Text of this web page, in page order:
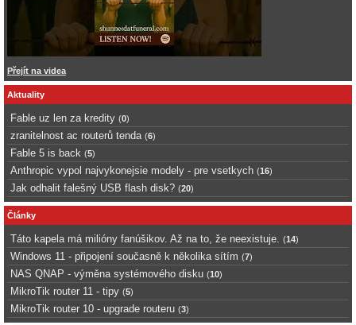
Přejít na videa
Aktuality
Fable uz len za kredity (0)
zranitelnost ac routerů tenda (6)
Fable 5 is back (5)
Anthropic vypol najvykonejsie modely - pre vsetkych (16)
Jak odhalit falešný USB flash disk? (20)
Články
Táto kapela má milióny fanúšikov. Až na to, že neexistuje. (14)
Windows 11 - připojení současně k několika sítím (7)
NAS QNAP - výměna systémového disku (10)
MikroTik router 11 - tipy (5)
MikroTik router 10 - upgrade routeru (3)